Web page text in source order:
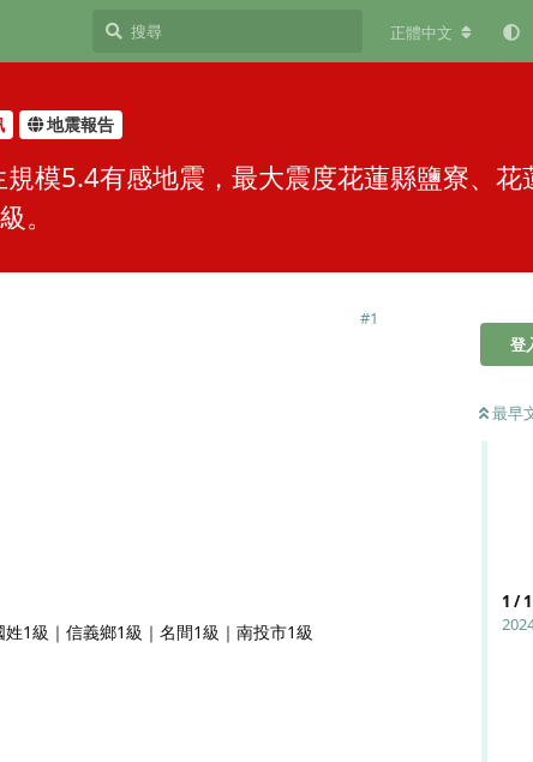
正體中文
地震報告
模5.4有感地震，最大震度花蓮縣鹽寮、花
。
登
最早
1 /1
#1
1級｜信義鄉1級｜名間1級｜南投市1級